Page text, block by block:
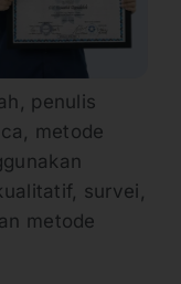
penulis
metode
survei,
metode